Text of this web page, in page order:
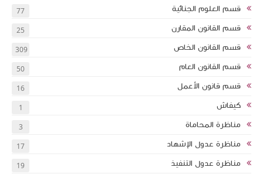
قسم العلوم الجنائية 77
قسم القانون المقارن 25
قسم القانون الخاص 309
قسم القانون العام 50
قسم قانون الأعمل 16
كيفاش 1
مناظرة المحاماة 3
مناظرة عدول الإشهاد 17
مناظرة عدول التنفيذ 19